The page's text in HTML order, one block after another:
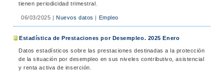
tienen periodicidad trimestral.
06/03/2025 |Nuevos datos | Empleo
Estadística de Prestaciones por Desempleo. 2025 Enero
Datos estadísticos sobre las prestaciones destinadas a la protección
de la situación por desempleo en sus niveles contributivo, asistencial
y renta activa de inserción.